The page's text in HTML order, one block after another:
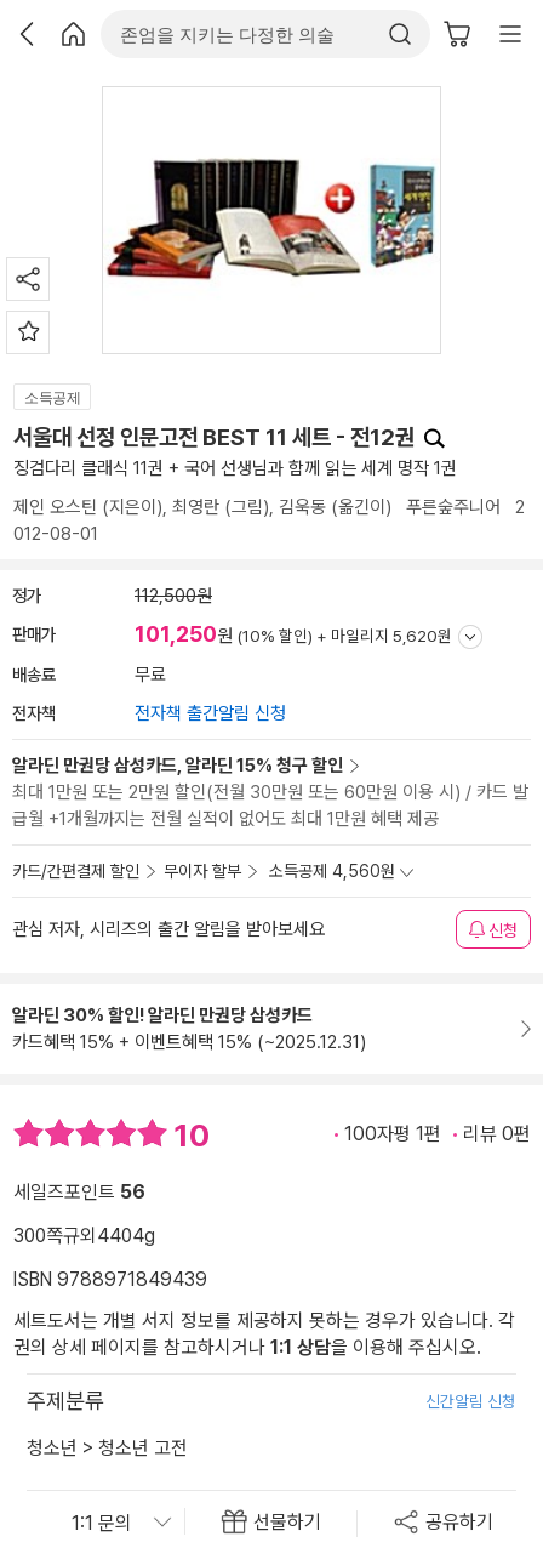
소득공제
서울대 선정 인문고전 BEST 11 세트 - 전12권
징검다리 클래식 11권 + 국어 선생님과 함께 읽는 세계 명작 1권
제인 오스틴 (지은이), 최영란 (그림), 김욱동 (옮긴이) 푸른숲주니어
2
012-08-01
정가 112,500원
판매가 101,250원 (10% 할인) + 마일리지 5,620원
배송료 무료
전자책 전자책 출간알림 신청
알라딘 만권당 삼성카드, 알라딘 15% 청구 할인
최대 1만원 또는 2만원 할인(전월 30만원 또는 60만원 이용 시) / 카드 발
급월 +1개월까지는 전월 실적이 없어도 최대 1만원 혜택 제공
카드/간편결제 할인 무이자 할부 소득공제 4,560원
관심 저자, 시리즈의 출간 알림을 받아보세요 신청
알라딘 30% 할인! 알라딘 만권당 삼성카드
카드혜택 15% + 이벤트혜택 15% (~2025.12.31)
10 100자평 1편 리뷰 0편
세일즈포인트 56
300쪽규외 4404g
ISBN 9788971849439
세트도서는 개별 서지 정보를 제공하지 못하는 경우가 있습니다. 각
권의 상세 페이지를 참고하시거나 1:1 상담을 이용해 주십시오.
주제분류 신간알림 신청
청소년 > 청소년 고전
선물하기 공유하기